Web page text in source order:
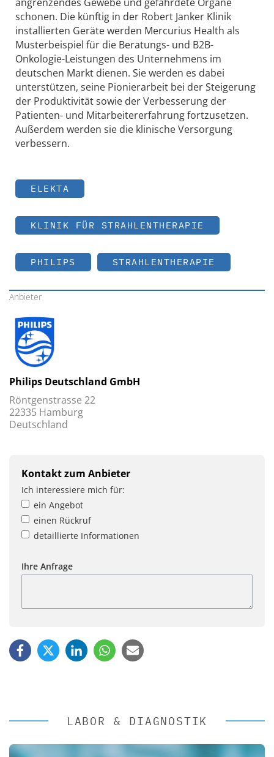
schonen. Die künftig in der Robert Janker Klinik
installierten Geräte werden Mercurius Health als
Musterbeispiel für die Beratungs- und B2B-
Onkologie-Leistungen des Unternehmens im
deutschen Markt dienen. Sie werden es dabei
unterstützen, seine Pionierarbeit bei der Steigerung
der Produktivität sowie der Verbesserung der
Patienten- und Mitarbeitererfahrung fortzusetzen.
Außerdem werden sie die klinische Versorgung
verbessern.
ELEKTA
KLINIK FÜR STRAHLENTHERAPIE
PHILIPS STRAHLENTHERAPIE
Anbieter
Philips Deutschland GmbH
Röntgenstrasse 22
22335 Hamburg
Deutschland
Kontakt zum Anbieter
Ich interessiere mich für:
ein Angebot
einen Rückruf
detaillierte Informationen
Ihre Anfrage
LABOR & DIAGNOSTIK